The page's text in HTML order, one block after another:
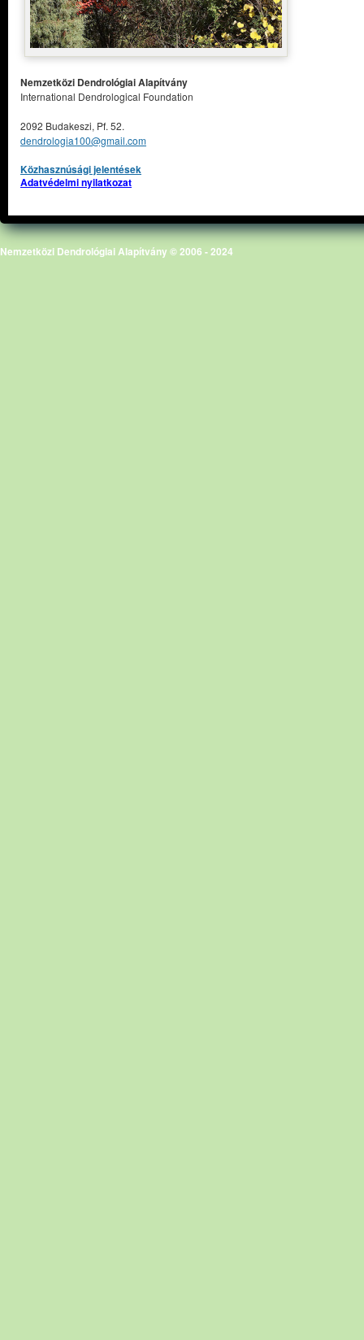
Nemzetközi Dendrológiai Alapítvány
International Dendrological Foundation
2092 Budakeszi, Pf. 52.
dendrologia100@gmail.com
Közhasznúsági jelentések
Adatvédelmi nyilatkozat
Nemzetközi Dendrológiai Alapítvány © 2006 - 2024